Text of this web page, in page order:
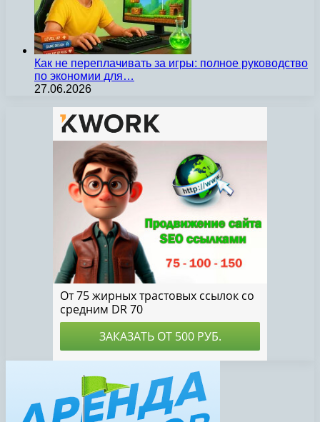
Как не переплачивать за игры: полное руководство
по экономии для…
27.06.2026